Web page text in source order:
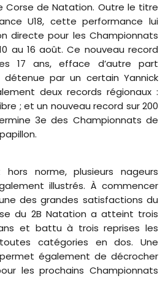
Corse de Natation. Outre le titre
U18, cette performance lui
directe pour les Championnats
au 16 août. Ce nouveau record
17 ans, efface d’autre part
détenue par un certain Yannick
deux records régionaux :
; et un nouveau record sur 200
3e des Championnats de
norme, plusieurs nageurs
illustrés. À commencer
des grandes satisfactions du
du 2B Natation a atteint trois
et battu à trois reprises les
catégories en dos. Une
également de décrocher
les prochains Championnats